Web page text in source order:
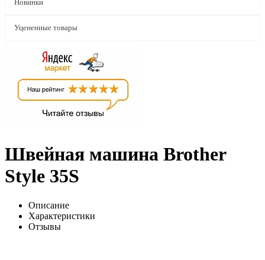
Новинки
Уцененные товары
Швейная машина Brother
Style 35S
Описание
Характеристики
Отзывы